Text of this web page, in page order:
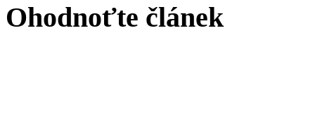
Ohodnoťte článek